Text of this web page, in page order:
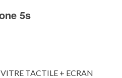
5s
TACTILE + ECRAN